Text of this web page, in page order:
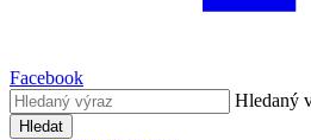
Facebook
Hledaný
Hledat